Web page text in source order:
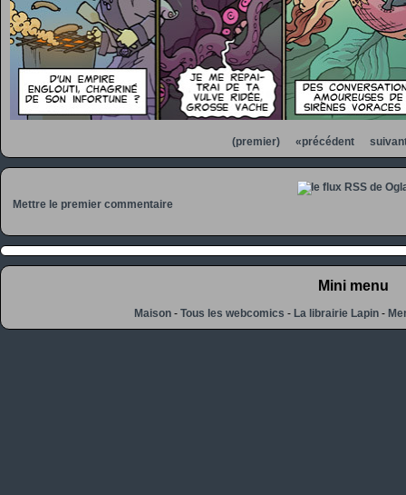
(premier) «précédent
Mettre le premier commentaire
Mini menu
Maison -Tous les webcomics -La librairie Lapin -